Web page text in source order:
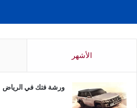
الأشهر
ورشة فتك في الرياض